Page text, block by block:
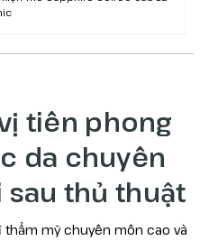
tiên phong
da chuyên
sau thủ thuật
thẩm mỹ chuyên môn cao và